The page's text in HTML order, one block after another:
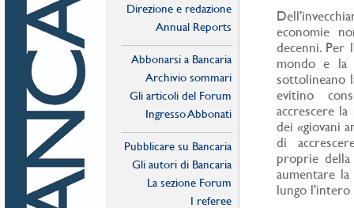
Direzione e redazione
Annual Reports
Abbonarsi a Bancaria
Archivio sommari
Gli articoli del Forum
Ingresso Abbonati
Pubblicare su Bancaria
Gli autori di Bancaria
La sezione Forum
I referee
economie
decenni. Per
mondo e la
sottolineano
evitino
accrescere
dei «giovani
di
proprie
aumentare
lungo l'intero